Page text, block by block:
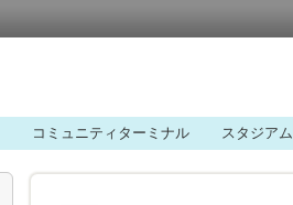
コミュニティターミナル スタジアム